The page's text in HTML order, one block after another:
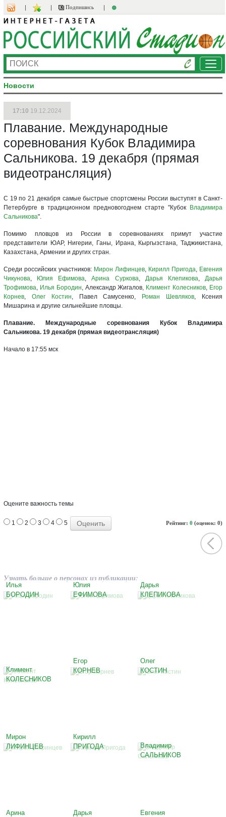
Подпишись
Новости
17:10 19.12.2024
Плавание. Международные
соревнования Кубок Владимира
Сальникова. 19 декабря (прямая
видеотрансляция)
С 19 по 21 декабря самые быстрые спортсмены России выступят в Санкт-
Петербурге в традиционном предновогоднем старте "Кубок
Владимира
Сальникова".
Помимо пловцов из России в соревнованиях примут участие
представители ЮАР, Нигерии, Ганы, Ирана, Кыргызстана, Таджикистана,
Казахстана, Армении и других стран.
Среди российских участников: Мирон Лифинцев, Кирилл Пригода, Евгения
Чикунова, Юлия Ефимова,Арина Суркова, Дарья Клепикова,Дарья
Трофимова, Илья Бородин, Александр Жигалов, Климент Колесников, Егор
Корнев, Олег Костин, Павел Самусенко, Роман Шевляков, Ксения
Мишарина и другие сильнейшие пловцы.
Плавание. Международные соревнования Кубок Владимира
Сальникова. 19 декабря (прямая видеотрансляция)
Начало в 17:55 мск
Оцените важность темы
Рейтинг: 0 (оценок: 0)
1 2 3 4 5
Узнать больше о персонах из публикации:
Илья
БОРОДИН
Юлия
ЕФИМОВА
Дарья
КЛЕПИКОВА
Климент
КОЛЕСНИКОВ
Егор
КОРНЕВ
Олег
КОСТИН
Мирон
ЛИФИНЦЕВ
Кирилл
ПРИГОДА
Владимир
САЛЬНИКОВ
Арина
Дарья
Евгения